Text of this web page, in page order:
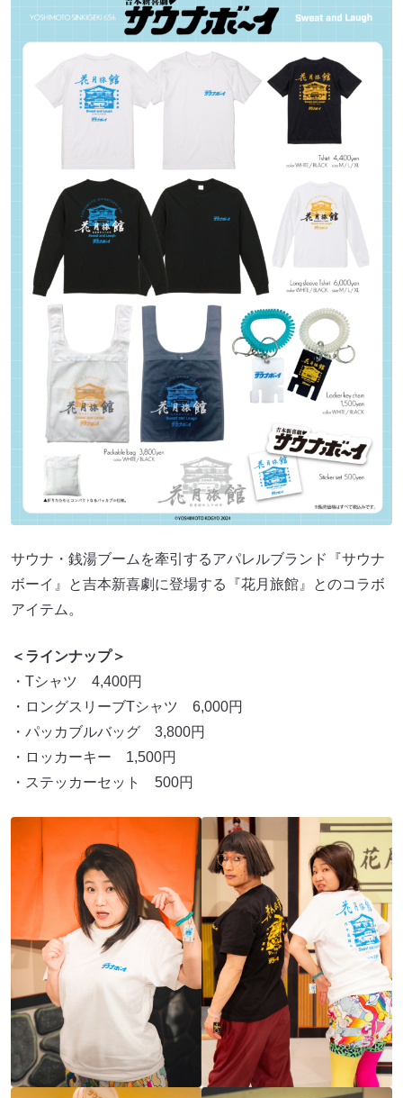
サウナ・銭湯ブームを牽引するアパレルブランド『サウナ
ボーイ』と吉本新喜劇に登場する『花月旅館』とのコラボ
アイテム。
＜ラインナップ＞
・Tシャツ 4,400円
・ロングスリーブTシャツ 6,000円
・パッカブルバッグ 3,800円
・ロッカーキー 1,500円
・ステッカーセット 500円